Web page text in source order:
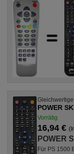
POWER
Vorrätig
16,94 €
POWER
Für PS 1500